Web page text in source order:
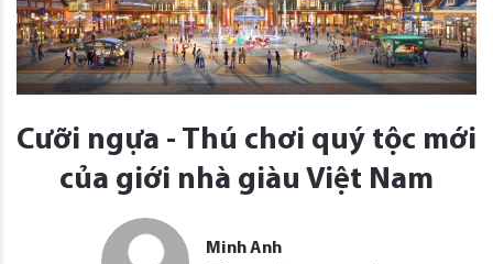
Cưỡi ngựa - Thú chơi quý tộc mới
của giới nhà giàu Việt Nam
Minh Anh